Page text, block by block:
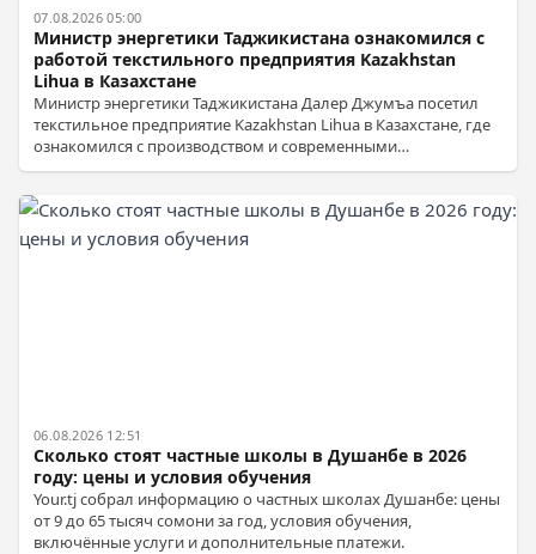
07.08.2026 05:00
Министр энергетики Таджикистана ознакомился с
работой текстильного предприятия Kazakhstan
Lihua в Казахстане
Министр энергетики Таджикистана Далер Джумъа посетил
текстильное предприятие Kazakhstan Lihua в Казахстане, где
ознакомился с производством и современными
технологиями.
06.08.2026 12:51
Сколько стоят частные школы в Душанбе в 2026
году: цены и условия обучения
Your.tj собрал информацию о частных школах Душанбе: цены
от 9 до 65 тысяч сомони за год, условия обучения,
включённые услуги и дополнительные платежи.